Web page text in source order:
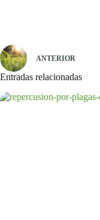
ANTERIOR
Entradas relacionadas